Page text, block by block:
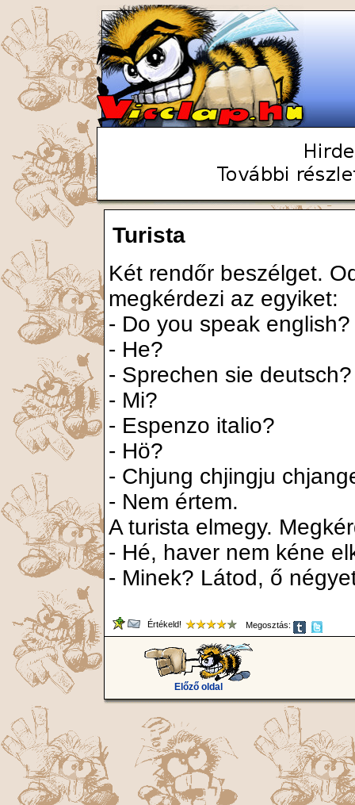
Turista
Két rendőr beszélget.
megkérdezi az egyiket:
- Do you speak english?
- He?
- Sprechen sie deutsch?
- Mi?
- Espenzo italio?
- Hö?
- Chjung chjingju
- Nem értem.
A turista elmegy.
- Hé, haver nem kéne
- Minek? Látod, ő
Értékeld! Megosztás:
Előző oldal